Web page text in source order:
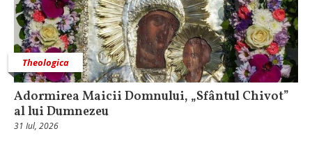
Theologica
Adormirea Maicii Domnului, „Sfântul Chivot”
al lui Dumnezeu
31 Iul, 2026